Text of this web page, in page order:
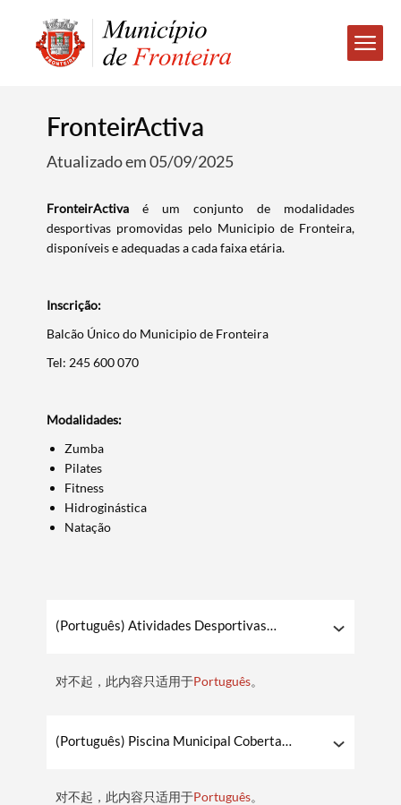
FronteirActiva
Atualizado em 05/09/2025
FronteirActiva é um conjunto de modalidades
desportivas promovidas pelo Municipio de Fronteira,
disponíveis e adequadas a cada faixa etária.
Inscrição:
Balcão Único do Municipio de Fronteira
Tel: 245 600 070
Modalidades:
Zumba
Pilates
Fitness
Hidroginástica
Natação
(Português) Atividades Desportivas
对不起，此内容只适用于Português。
(Português) Piscina Municipal Coberta
对不起，此内容只适用于Português。